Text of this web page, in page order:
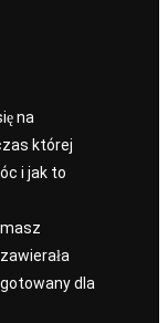
na
której
i jak to
dla